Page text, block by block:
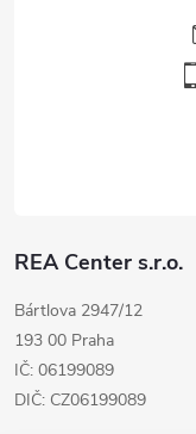
REA Center s.r.o.
Bártlova 2947/12
193 00 Praha
IČ: 06199089
DIČ: CZ06199089